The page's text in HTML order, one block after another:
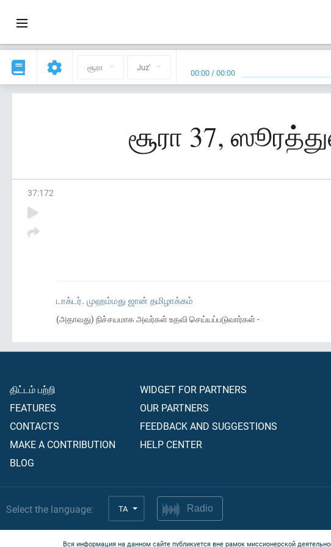
சூரா Juz' 00:00 /00:00
சூரா 37,
37:172
டாக்டர். முஹம்மது ஜான் தமிழாக்கம்
(அதாவது) நிச்சயமாக அவர்கள் உதவி செய்யப்படுவார்கள் -
திட்டம் பற்றி
FEATURES
CONTACTS
MAKE A CONTRIBUTION
BLOG
WIDGET FOR PARTNERS
OUR PARTNERS
FEEDBACK AND SUGGESTIONS
HELP CENTER
Select the language: TA Radio
Вся информация на данном сайте публикуется вне рамок миссионерской